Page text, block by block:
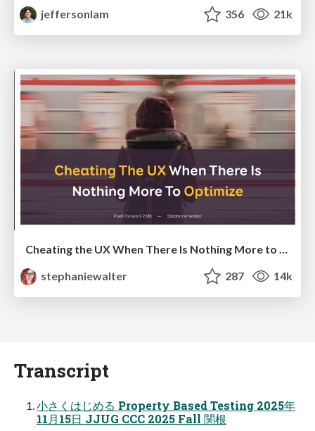
jeffersonlam
356 21k
Cheating the UX When There Is Nothing More to Optimize - PixelPioneers
stephaniewalter
287 14k
Transcript
小さくはじめる Property Based Testing 2025年
11月15日 JJUG CCC 2025 Fall 関根